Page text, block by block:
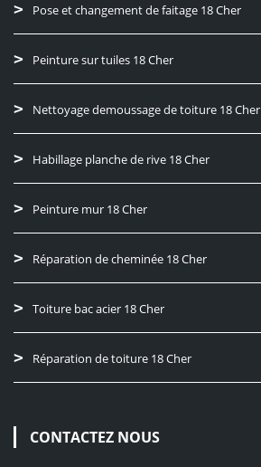
Pose et changement de faitage 18 Cher
Peinture sur tuiles 18 Cher
Nettoyage demoussage de toiture 18 Cher
Habillage planche de rive 18 Cher
Peinture mur 18 Cher
Réparation de cheminée 18 Cher
Toiture bac acier 18 Cher
Réparation de toiture 18 Cher
CONTACTEZ NOUS